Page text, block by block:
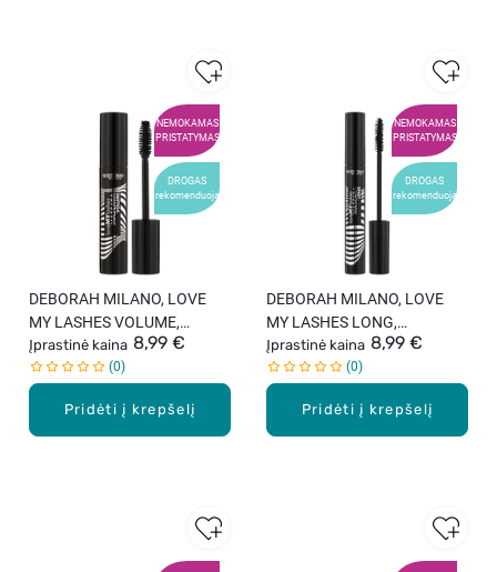
NEMOKAMAS
PRISTATYMAS
DROGAS
rekomenduoja
Pridėti į krepšelį
DEBORAH MILANO, LOVE
MY LASHES VOLUME,
blakstienų tušas, 13 ml
Įprastinė kaina 8,99 €
0
NEMOKAMAS
PRISTATYMAS
DROGAS
rekomenduoja
Pridėti į krepšelį
DEBORAH MILANO, LOVE
MY LASHES LONG,
blakstienų tušas, 11 ml
Įprastinė kaina 8,99 €
0